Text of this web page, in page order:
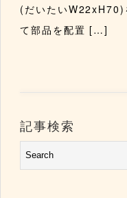
(だいたいW22xH70)
て部品を配置 […]
記事検索